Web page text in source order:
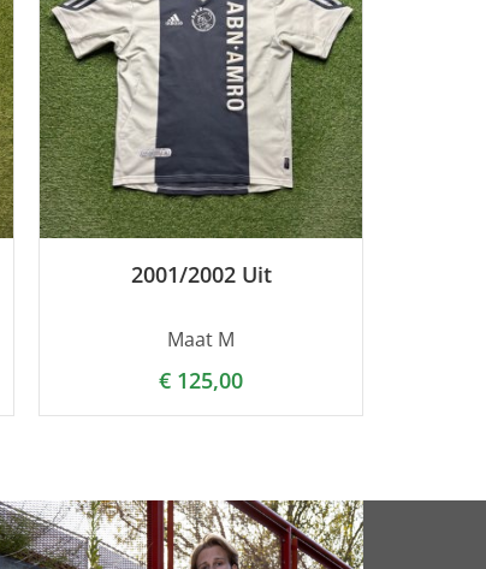
2001/2002 Uit
Maat M
€ 125,00